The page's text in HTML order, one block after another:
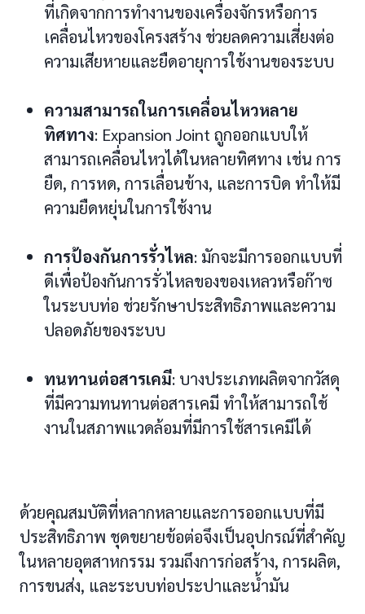
ที่เกิดจากการทำงานของเครื่องจักรหรือการ
เคลื่อนไหวของโครงสร้าง ช่วยลดความเสี่ยงต่อ
ความเสียหายและยืดอายุการใช้งานของระบบ
ความสามารถในการเคลื่อนไหวหลาย
ทิศทาง: Expansion Joint ถูกออกแบบให้
สามารถเคลื่อนไหวได้ในหลายทิศทาง เช่น การ
ยืด, การหด, การเลื่อนข้าง, และการบิด ทำให้มี
ความยืดหยุ่นในการใช้งาน
การป้องกันการรั่วไหล: มักจะมีการออกแบบที่
ดีเพื่อป้องกันการรั่วไหลของของเหลวหรือก๊าซ
ในระบบท่อ ช่วยรักษาประสิทธิภาพและความ
ปลอดภัยของระบบ
ทนทานต่อสารเคมี: บางประเภทผลิตจากวัสดุ
ที่มีความทนทานต่อสารเคมี ทำให้สามารถใช้
งานในสภาพแวดล้อมที่มีการใช้สารเคมีได้
ด้วยคุณสมบัติที่หลากหลายและการออกแบบที่มี
ประสิทธิภาพ ชุดขยายข้อต่อจึงเป็นอุปกรณ์ที่สำคัญ
ในหลายอุตสาหกรรม รวมถึงการก่อสร้าง, การผลิต,
การขนส่ง, และระบบท่อประปาและน้ำมัน